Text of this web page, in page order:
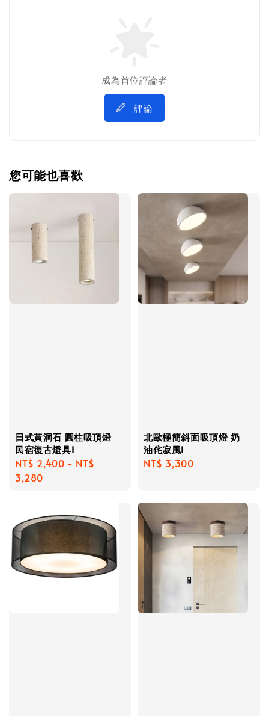
成為首位評論者
評論
您可能也喜歡
日式黃洞石 圓柱吸頂燈
民宿復古燈具I
Regular
price
NT$ 2,400 - NT$
3,280
北歐極簡斜面吸頂燈 奶
油侘寂風I
Regular
NT$ 3,300